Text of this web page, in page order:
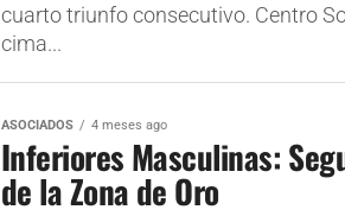
cuarto triunfo consecutivo. Centro
cima...
ASOCIADOS 4 meses ago
Inferiores Masculinas:
de la Zona de Oro